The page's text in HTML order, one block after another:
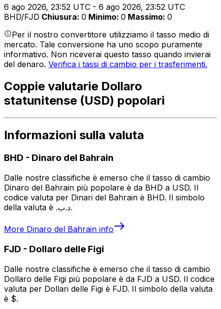
6 ago 2026, 23:52 UTC - 6 ago 2026, 23:52 UTC
BHD/FJD Chiusura: 0 Minimo: 0 Massimo: 0
Per il nostro convertitore utilizziamo il tasso medio di
mercato. Tale conversione ha uno scopo puramente
informativo. Non riceverai questo tasso quando invierai
del denaro. Verifica i tassi di cambio per i trasferimenti.
Coppie valutarie Dollaro
statunitense (USD) popolari
Informazioni sulla valuta
BHD - Dinaro del Bahrain
Dalle nostre classifiche è emerso che il tasso di cambio
Dinaro del Bahrain più popolare è da BHD a USD. Il
codice valuta per Dinari del Bahrain è BHD. Il simbolo
della valuta è .د.ب.
More Dinaro del Bahrain info
FJD - Dollaro delle Figi
Dalle nostre classifiche è emerso che il tasso di cambio
Dollaro delle Figi più popolare è da FJD a USD. Il codice
valuta per Dollari delle Figi è FJD. Il simbolo della valuta
è $.